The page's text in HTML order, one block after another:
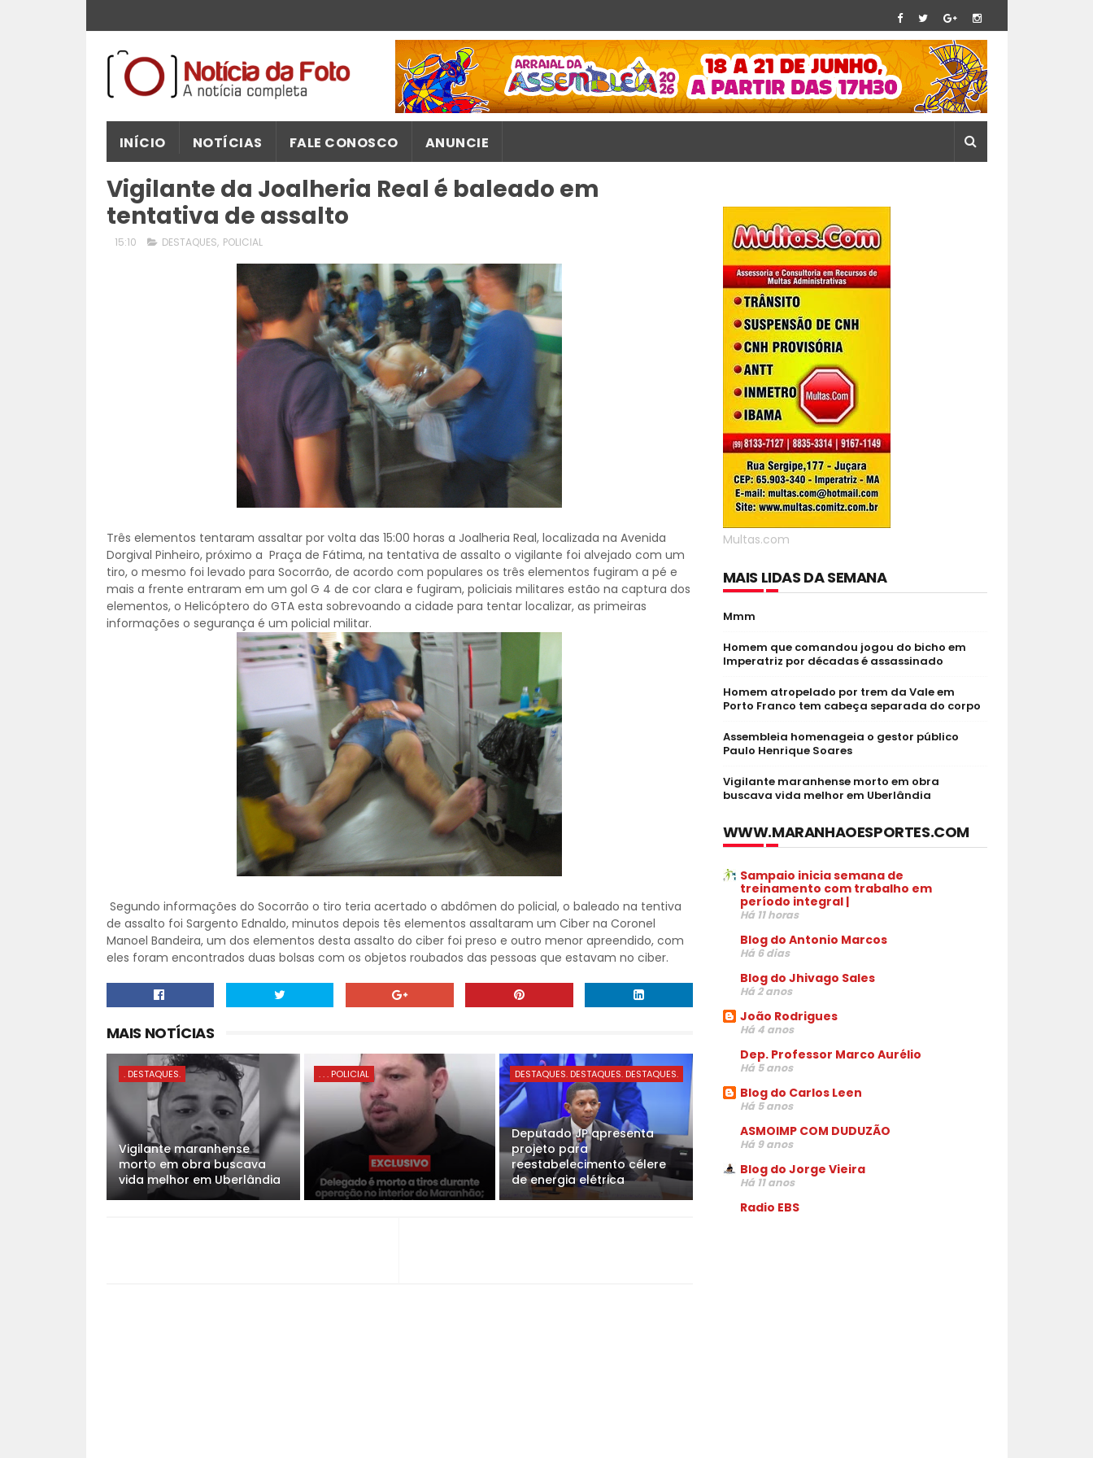
INÍCIO NOTÍCIAS FALE CONOSCO ANUNCIE
Vigilante da Joalheria Real é baleado em
tentativa de assalto
15:10 DESTAQUES, POLICIAL
Três elementos tentaram assaltar por volta das 15:00 horas a Joalheria Real, localizada na Avenida
Dorgival Pinheiro, próximo a Praça de Fátima, na tentativa de assalto o vigilante foi alvejado com um
tiro, o mesmo foi levado para Socorrão, de acordo com populares os três elementos fugiram a pé e
mais a frente entraram em um gol G 4 de cor clara e fugiram, policiais militares estão na captura dos
elementos, o Helicóptero do GTA esta sobrevoando a cidade para tentar localizar, as primeiras
informações o segurança é um policial militar.
Segundo informações do Socorrão o tiro teria acertado o abdômen do policial, o baleado na tentiva
de assalto foi Sargento Ednaldo, minutos depois tês elementos assaltaram um Ciber na Coronel
Manoel Bandeira, um dos elementos desta assalto do ciber foi preso e outro menor apreendido, com
eles foram encontrados duas bolsas com os objetos roubados das pessoas que estavam no ciber.
MAIS NOTÍCIAS
. DESTAQUES.
Vigilante maranhense
morto em obra buscava
vida melhor em Uberlândia
. . . POLICIAL DESTAQUES. DESTAQUES. DESTAQUES.
Deputado JP apresenta
projeto para
reestabelecimento célere
de energia elétrica
Multas.com
MAIS LIDAS DA SEMANA
Mmm
Homem que comandou jogou do bicho em
Imperatriz por décadas é assassinado
Homem atropelado por trem da Vale em
Porto Franco tem cabeça separada do corpo
Assembleia homenageia o gestor público
Paulo Henrique Soares
Vigilante maranhense morto em obra
buscava vida melhor em Uberlândia
WWW.MARANHAOESPORTES.COM
Sampaio inicia semana de
treinamento com trabalho em
período integral |
Há 11 horas
Blog do Antonio Marcos
Há 6 dias
Blog do Jhivago Sales
Há 2 anos
João Rodrigues
Há 4 anos
Dep. Professor Marco Aurélio
Há 5 anos
Blog do Carlos Leen
Há 5 anos
ASMOIMP COM DUDUZÃO
Há 9 anos
Blog do Jorge Vieira
Há 11 anos
Radio EBS